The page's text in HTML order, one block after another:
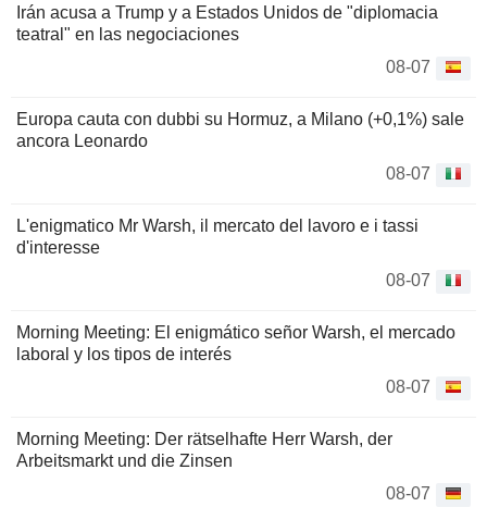
Irán acusa a Trump y a Estados Unidos de "diplomacia
teatral" en las negociaciones
08-07
Europa cauta con dubbi su Hormuz, a Milano (+0,1%) sale
ancora Leonardo
08-07
L'enigmatico Mr Warsh, il mercato del lavoro e i tassi
d'interesse
08-07
Morning Meeting: El enigmático señor Warsh, el mercado
laboral y los tipos de interés
08-07
Morning Meeting: Der rätselhafte Herr Warsh, der
Arbeitsmarkt und die Zinsen
08-07